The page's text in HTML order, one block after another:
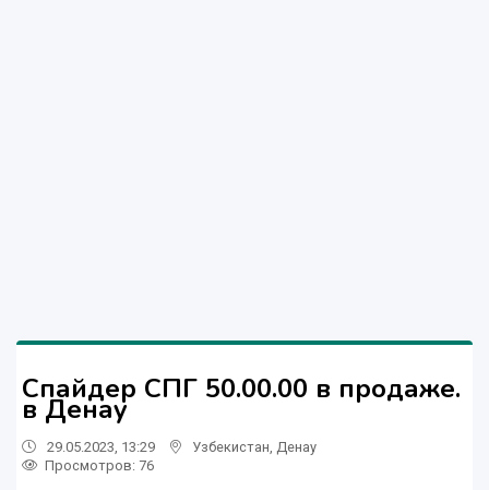
Спайдер СПГ 50.00.00 в продаже.
в Денау
29.05.2023, 13:29 Узбекистан Денау
Просмотров: 76